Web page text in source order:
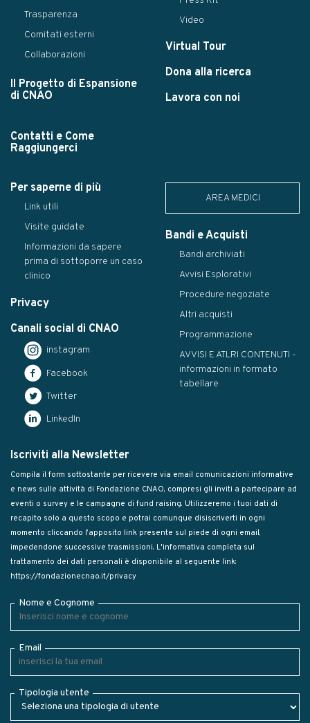
Trasparenza
Comitati esterni
Collaborazioni
Il Progetto di Espansione
di CNAO
Contatti e Come
Raggiungerci
Video
Virtual Tour
Dona alla ricerca
Lavora con noi
Per saperne di più
Link utili
Visite guidate
Informazioni da sapere
prima di sottoporre un caso
clinico
Privacy
Canali social di CNAO
instagram
Facebook
Twitter
LinkedIn
AREA MEDICI
Bandi e Acquisti
Bandi archiviati
Avvisi Esplorativi
Procedure negoziate
Altri acquisti
Programmazione
AVVISI E ATLRI CONTENUTI -
informazioni in formato
tabellare
Iscriviti alla Newsletter
Compila il form sottostante per ricevere via email comunicazioni informative
e news sulle attività di Fondazione CNAO, compresi gli inviti a partecipare ad
eventi o survey e le campagne di fund raising. Utilizzeremo i tuoi dati di
recapito solo a questo scopo e potrai comunque disiscriverti in ogni
momento cliccando l’apposito link presente sul piede di ogni email,
impedendone successive trasmissioni. L'informativa completa sul
trattamento dei dati personali è disponibile al seguente link:
https://fondazionecnao.it/privacy
Nome e Cognome
Email
Tipologia utente